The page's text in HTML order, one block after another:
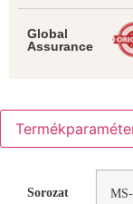
Global
Assurance
Sorozat